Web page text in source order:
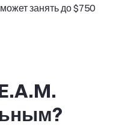
занять до $750